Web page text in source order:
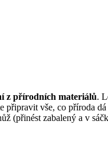
z přírodních materiálů.
připravit vše, co příroda
(přinést zabalený a v